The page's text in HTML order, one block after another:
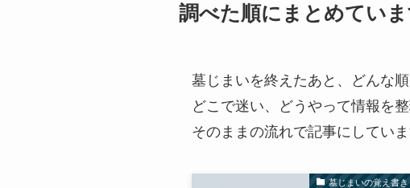
調べた順にまとめてい
墓じまいを終えたあと、どんな順
どこで迷い、どうやって情報を
そのままの流れで記事にしていま
墓じまいの覚え書き